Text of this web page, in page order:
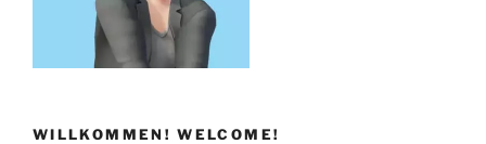
WILLKOMMEN! WELCOME!